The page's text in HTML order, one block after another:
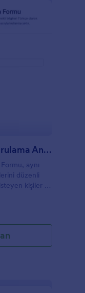
Paylaşılan Konut Doğrulama Anketi
aynı
düzenli
kişiler ve
sunar.